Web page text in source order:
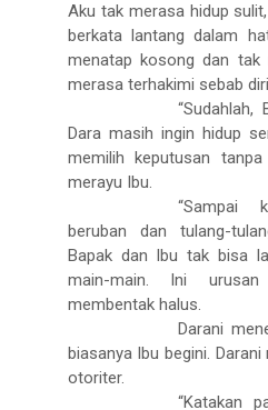
Aku tak merasa hidup
berkata lantang dalam
menatap kosong dan tak
merasa terhakimi sebab
Dara masih ingin hidup
memilih keputusan
merayu Ibu.
“Sampai
beruban dan tulang-
Bapak dan Ibu tak bisa
main-main. Ini
membentak halus.
Darani
biasanya Ibu begini.
otoriter.
“Katakan